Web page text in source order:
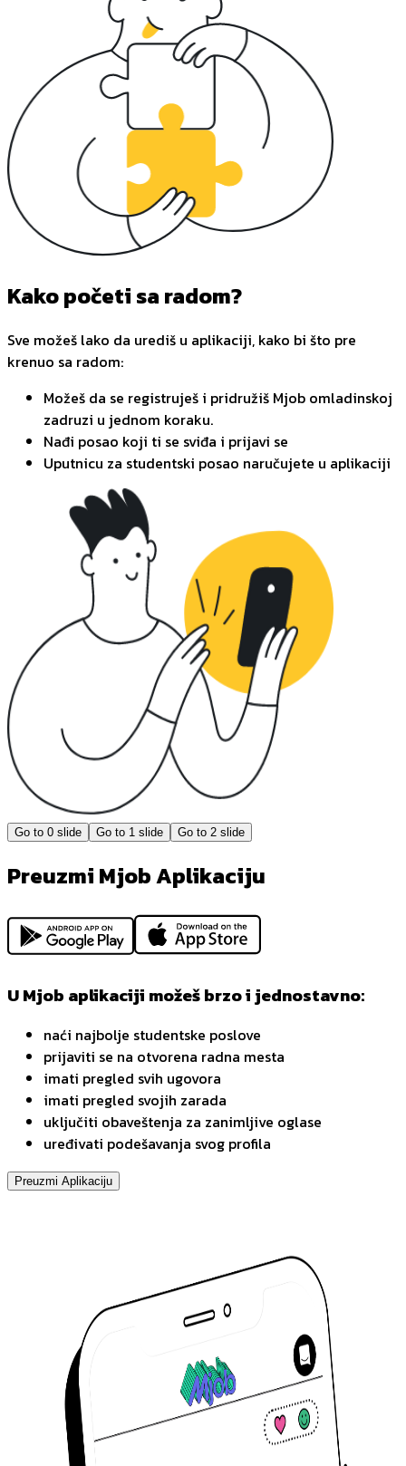
Kako početi sa radom?
Sve možeš lako da urediš u aplikaciji, kako bi što pre
krenuo sa radom:
Možeš da se registruješ i pridružiš Mjob omladinskoj
zadruzi u jednom koraku.
Nađi posao koji ti se sviđa i prijavi se
Uputnicu za studentski posao naručujete u aplikaciji
Go to 0 slide Go to 1 slide Go to 2 slide
Preuzmi Mjob Aplikaciju
U Mjob aplikaciji možeš brzo i jednostavno:
naći najbolje studentske poslove
prijaviti se na otvorena radna mesta
imati pregled svih ugovora
imati pregled svojih zarada
uključiti obaveštenja za zanimljive oglase
uređivati podešavanja svog profila
Preuzmi Aplikaciju